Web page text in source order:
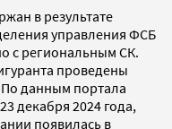
в результате
управления ФСБ
с региональным СК.
проведены
данным портала
декабря 2024 года,
появилась в